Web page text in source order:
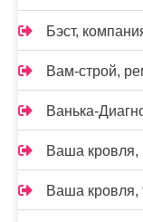
Бэст,
Вам-cтрой,
Ванька-
Ваша кровля,
Ваша кровля,